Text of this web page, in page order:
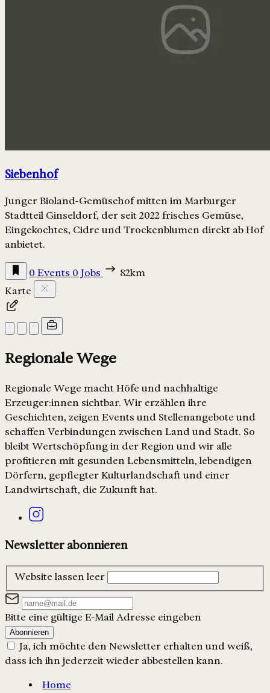
Siebenhof
Junger Bioland-Gemüsehof mitten im Marburger
Stadtteil Ginseldorf, der seit 2022 frisches Gemüse,
Eingekochtes, Cidre und Trockenblumen direkt ab Hof
anbietet.
0 Events 0 Jobs
82km
Karte
Regionale Wege
Regionale Wege macht Höfe und nachhaltige
Erzeuger:innen sichtbar. Wir erzählen ihre
Geschichten, zeigen Events und Stellenangebote und
schaffen Verbindungen zwischen Land und Stadt. So
bleibt Wertschöpfung in der Region und wir alle
profitieren mit gesunden Lebensmitteln, lebendigen
Dörfern, gepflegter Kulturlandschaft und einer
Landwirtschaft, die Zukunft hat.
Newsletter abonnieren
Website lassen leer
Bitte eine gültige E-Mail Adresse eingeben
Abonnieren
Ja, ich möchte den Newsletter erhalten und weiß,
dass ich ihn jederzeit wieder abbestellen kann.
Home